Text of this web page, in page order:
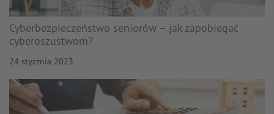
Cyberbezpieczeństwo seniorów – jak zapobiegać
cyberoszustwom?
24 stycznia 2023